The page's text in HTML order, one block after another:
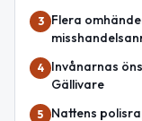
3
Flera
4
Invånarnas
Gällivare
5
Nattens